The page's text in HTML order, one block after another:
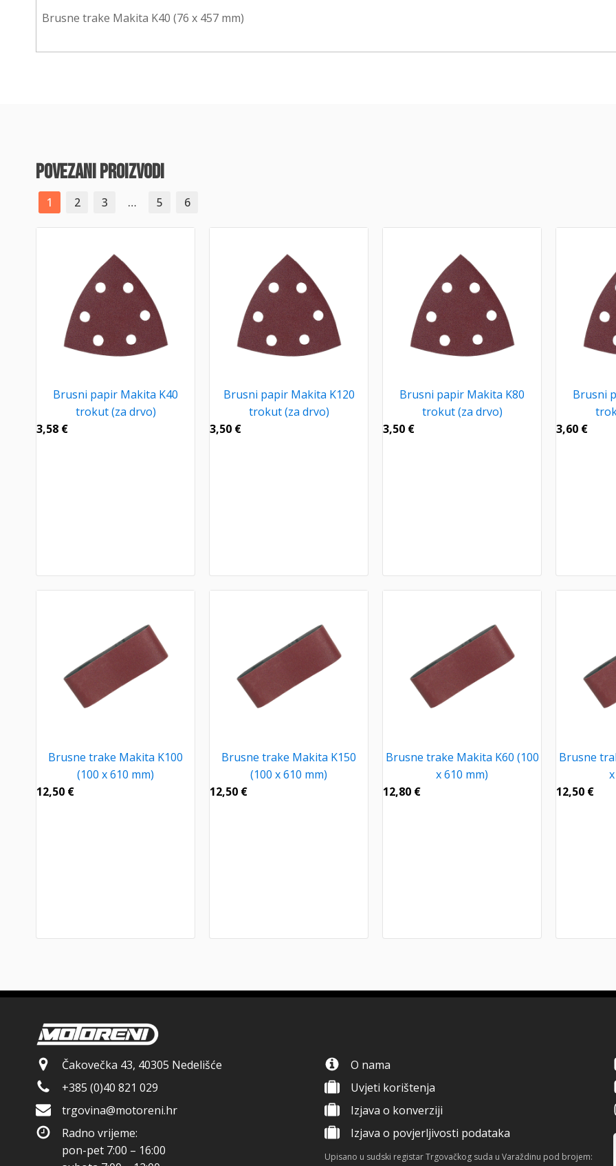
Brusne trake Makita K40 (76 x 457 mm)
povezani proizvodi
1 2 3 … 5 6
Brusni papir Makita K40
trokut (za drvo)
3,58 €
Brusni papir Makita K120
trokut (za drvo)
3,50 €
Brusni papir Makita K80
trokut (za drvo)
3,50 €
Brusni
3,60 €
Brusne trake Makita K100
(100 x 610 mm)
12,50 €
Brusne trake Makita K150
(100 x 610 mm)
12,50 €
Brusne trake Makita K60 (100
x 610 mm)
12,80 €
Brusne
12,50 €
Čakovečka 43, 40305 Nedelišće
+385 (0)40 821 029
trgovina@motoreni.hr
Radno vrijeme:
pon-pet 7:00 – 16:00
O nama
Uvjeti korištenja
Izjava o konverziji
Izjava o povjerljivosti podataka
Upisano u sudski registar Trgovačkog suda u Varaždinu pod brojem: